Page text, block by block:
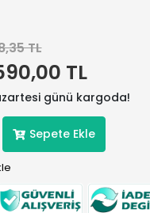
TL
TL
günü kargoda!
Sepete Ekle